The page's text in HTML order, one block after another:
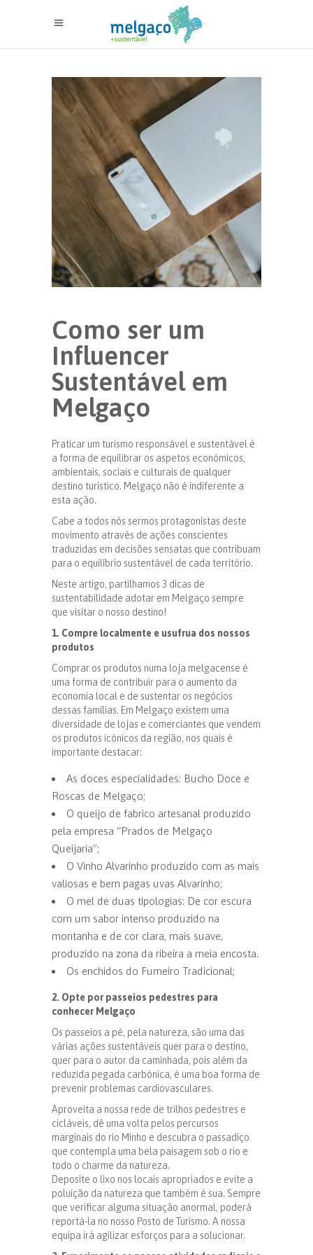
Como ser um
Influencer
Sustentável em
Melgaço
Praticar um turismo responsável e sustentável é
a forma de equilibrar os aspetos económicos,
ambientais, sociais e culturais de qualquer
destino turístico. Melgaço não é indiferente a
esta ação.
Cabe a todos nós sermos protagonistas deste
movimento através de ações conscientes
traduzidas em decisões sensatas que contribuam
para o equilíbrio sustentável de cada território.
Neste artigo, partilhamos 3 dicas de
sustentabilidade adotar em Melgaço sempre
que visitar o nosso destino!
1. Compre localmente e usufrua dos nossos
produtos
Comprar os produtos numa loja melgacense é
uma forma de contribuir para o aumento da
economia local e de sustentar os negócios
dessas famílias. Em Melgaço existem uma
diversidade de lojas e comerciantes que vendem
os produtos icónicos da região, nos quais é
importante destacar:
As doces especialidades: Bucho Doce e
Roscas de Melgaço;
O queijo de fabrico artesanal produzido
pela empresa “Prados de Melgaço
Queijaria”;
O Vinho Alvarinho produzido com as mais
valiosas e bem pagas uvas Alvarinho;
O mel de duas tipologias: De cor escura
com um sabor intenso produzido na
montanha e de cor clara, mais suave,
produzido na zona da ribeira a meia encosta.
Os enchidos do Fumeiro Tradicional;
2. Opte por passeios pedestres para
conhecer Melgaço
Os passeios a pé, pela natureza, são uma das
várias ações sustentáveis quer para o destino,
quer para o autor da caminhada, pois além da
reduzida pegada carbónica, é uma boa forma de
prevenir problemas cardiovasculares.
Aproveita a nossa rede de trilhos pedestres e
cicláveis, dê uma volta pelos percursos
marginais do rio Minho e descubra o passadiço
que contempla uma bela paisagem sob o rio e
todo o charme da natureza.
Deposite o lixo nos locais apropriados e evite a
poluição da natureza que também é sua. Sempre
que verificar alguma situação anormal, poderá
reportá-la no nosso Posto de Turismo. A nossa
equipa irá agilizar esforços para a solucionar.